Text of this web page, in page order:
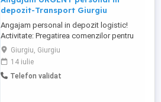
depozit-Transport Giurgiu
Angajam personal in depozit logistic!
Activitate: Pregatirea comenzilor pentru
livrare cu scanner si liza Cerinte: Minim 8
clase absolvite Minima experienta in
depozit Cazier judiciar fara antecedente
Disponibilitate de a incasa salariul pe card
Giurgiu, Giurgiu
14 iulie
Telefon validat